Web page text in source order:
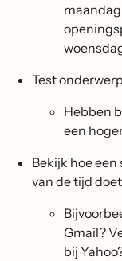
Test
Hebben
een
Bekijk hoe
van de tijd
Gmail?
bij